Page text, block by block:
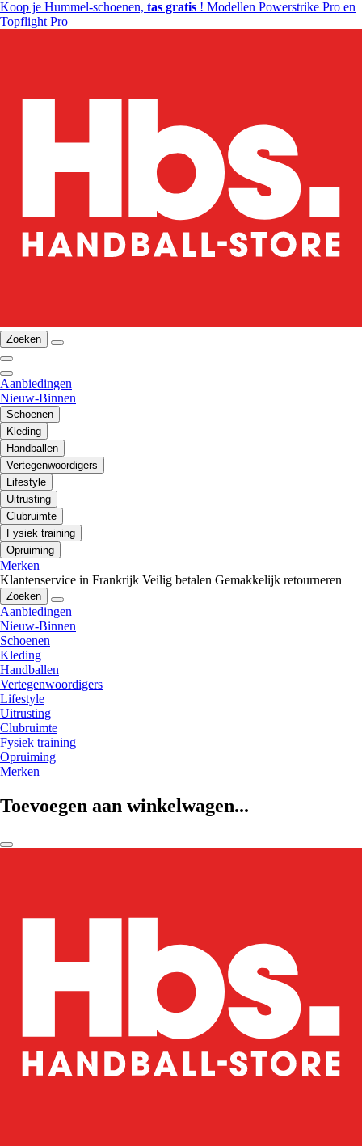
Koop je Hummel-schoenen, tas gratis ! Modellen Powerstrike Pro en
Topflight Pro
Zoeken
Aanbiedingen
Nieuw-Binnen
Schoenen
Kleding
Handballen
Vertegenwoordigers
Lifestyle
Uitrusting
Clubruimte
Fysiek training
Opruiming
Merken
Klantenservice in Frankrijk Veilig betalen Gemakkelijk retourneren
Zoeken
Aanbiedingen
Nieuw-Binnen
Schoenen
Kleding
Handballen
Vertegenwoordigers
Lifestyle
Uitrusting
Clubruimte
Fysiek training
Opruiming
Merken
Toevoegen aan winkelwagen...